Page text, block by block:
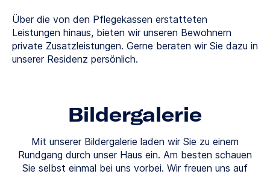
Über die von den Pflegekassen erstatteten
Leistungen hinaus, bieten wir unseren Bewohnern
private Zusatzleistungen. Gerne beraten wir Sie dazu in
unserer Residenz persönlich.
Bildergalerie
Mit unserer Bildergalerie laden wir Sie zu einem
Rundgang durch unser Haus ein. Am besten schauen
Sie selbst einmal bei uns vorbei. Wir freuen uns auf